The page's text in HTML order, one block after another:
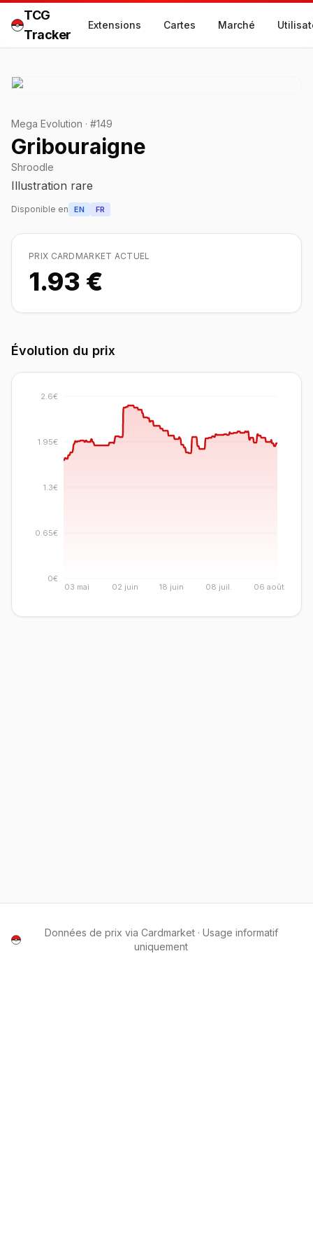
TCG
Tracker
Extensions Cartes Marché
Mega Evolution · #149
Gribouraigne
Shroodle
Illustration rare
Disponible en EN FR
PRIX CARDMARKET ACTUEL
1.93 €
Évolution du prix
03 mai 02 juin 18 juin 08 juil. 06 août
0€
0.65€
1.3€
1.95€
2.6€
Données de prix via Cardmarket · Usage informatif
uniquement